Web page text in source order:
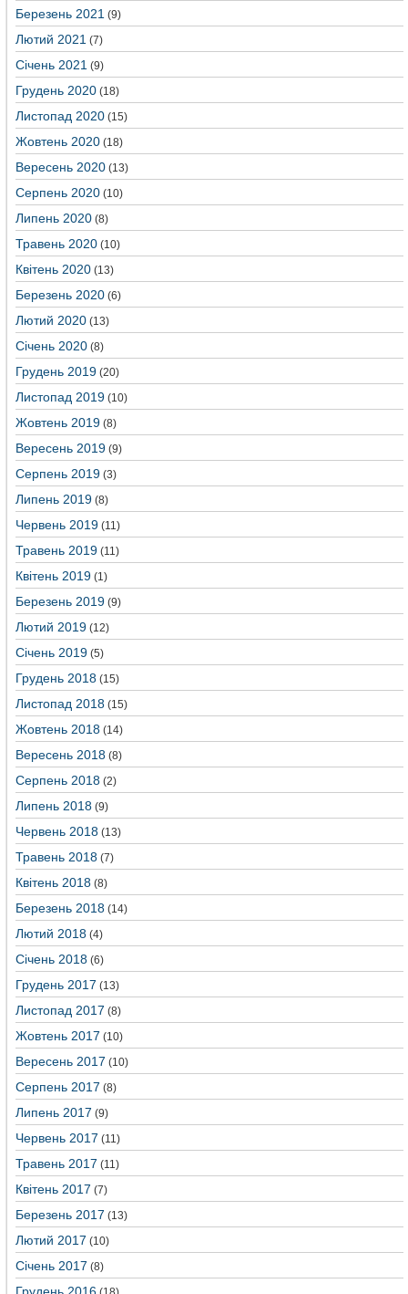
Березень 2021 (9)
Лютий 2021 (7)
Січень 2021 (9)
Грудень 2020 (18)
Листопад 2020 (15)
Жовтень 2020 (18)
Вересень 2020 (13)
Серпень 2020 (10)
Липень 2020 (8)
Травень 2020 (10)
Квітень 2020 (13)
Березень 2020 (6)
Лютий 2020 (13)
Січень 2020 (8)
Грудень 2019 (20)
Листопад 2019 (10)
Жовтень 2019 (8)
Вересень 2019 (9)
Серпень 2019 (3)
Липень 2019 (8)
Червень 2019 (11)
Травень 2019 (11)
Квітень 2019 (1)
Березень 2019 (9)
Лютий 2019 (12)
Січень 2019 (5)
Грудень 2018 (15)
Листопад 2018 (15)
Жовтень 2018 (14)
Вересень 2018 (8)
Серпень 2018 (2)
Липень 2018 (9)
Червень 2018 (13)
Травень 2018 (7)
Квітень 2018 (8)
Березень 2018 (14)
Лютий 2018 (4)
Січень 2018 (6)
Грудень 2017 (13)
Листопад 2017 (8)
Жовтень 2017 (10)
Вересень 2017 (10)
Серпень 2017 (8)
Липень 2017 (9)
Червень 2017 (11)
Травень 2017 (11)
Квітень 2017 (7)
Березень 2017 (13)
Лютий 2017 (10)
Січень 2017 (8)